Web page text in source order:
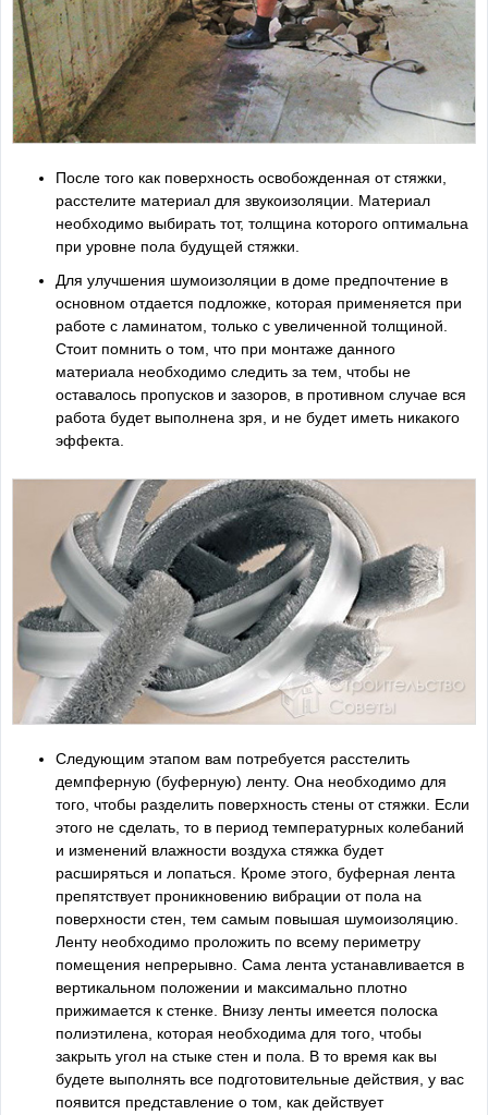
После того как поверхность освобожденная от стяжки,
расстелите материал для звукоизоляции. Материал
необходимо выбирать тот, толщина которого оптимальна
при уровне пола будущей стяжки.
Для улучшения шумоизоляции в доме предпочтение в
основном отдается подложке, которая применяется при
работе с ламинатом, только с увеличенной толщиной.
Стоит помнить о том, что при монтаже данного
материала необходимо следить за тем, чтобы не
оставалось пропусков и зазоров, в противном случае вся
работа будет выполнена зря, и не будет иметь никакого
эффекта.
Следующим этапом вам потребуется расстелить
демпферную (буферную) ленту. Она необходимо для
того, чтобы разделить поверхность стены от стяжки. Если
этого не сделать, то в период температурных колебаний
и изменений влажности воздуха стяжка будет
расширяться и лопаться. Кроме этого, буферная лента
препятствует проникновению вибрации от пола на
поверхности стен, тем самым повышая шумоизоляцию.
Ленту необходимо проложить по всему периметру
помещения непрерывно. Сама лента устанавливается в
вертикальном положении и максимально плотно
прижимается к стенке. Внизу ленты имеется полоска
полиэтилена, которая необходима для того, чтобы
закрыть угол на стыке стен и пола. В то время как вы
будете выполнять все подготовительные действия, у вас
появится представление о том, как действует